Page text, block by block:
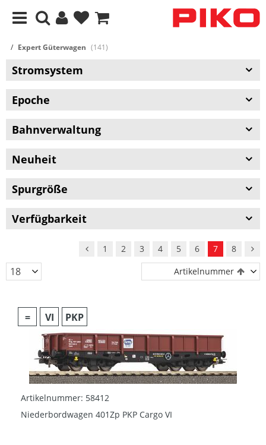
Expert Güterwagen (141)
Stromsystem
Epoche
Bahnverwaltung
Neuheit
Spurgröße
Verfügbarkeit
1 2 3 4 5 6 7
8
Artikelnummer
= VI PKP
Artikelnummer: 58412
Niederbordwagen 401Zp PKP Cargo VI